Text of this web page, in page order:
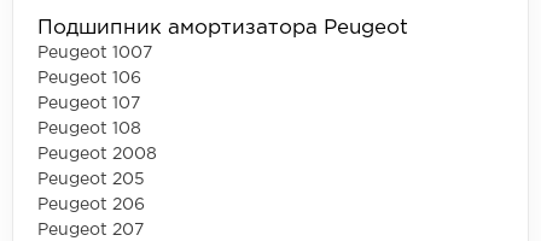
Подшипник амортизатора Peugeot
Peugeot 1007
Peugeot 106
Peugeot 107
Peugeot 108
Peugeot 2008
Peugeot 205
Peugeot 206
Peugeot 207